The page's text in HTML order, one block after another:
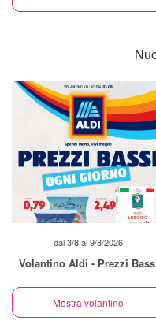
dal 3/8 al 9/8/2026
Volantino Aldi - Prezzi
Mostra volantino